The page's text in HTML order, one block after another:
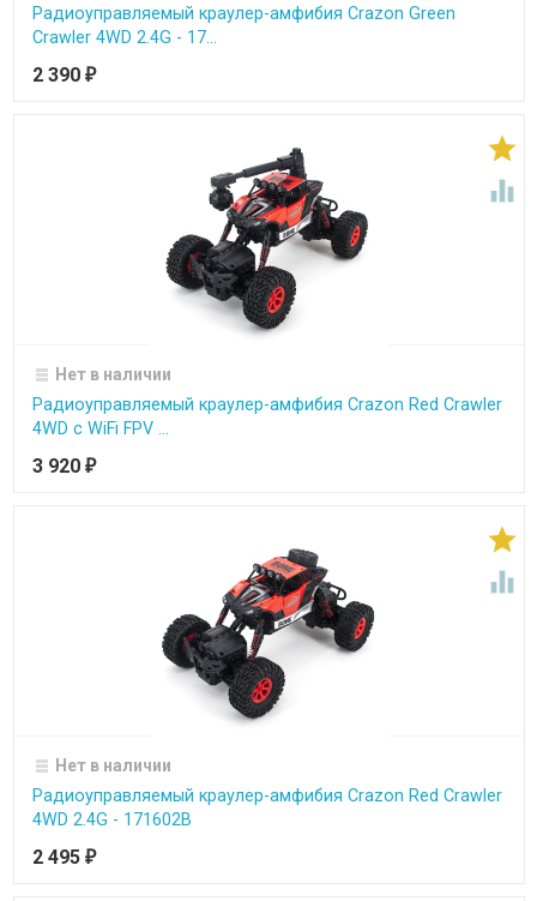
Радиоуправляемый краулер-амфибия Crazon Green
Crawler 4WD 2.4G - 17...
2 390 ₽


Нет в наличии
Радиоуправляемый краулер-амфибия Crazon Red Crawler
4WD c WiFi FPV ...
3 920 ₽


Нет в наличии
Радиоуправляемый краулер-амфибия Crazon Red Crawler
4WD 2.4G - 171602B
2 495 ₽